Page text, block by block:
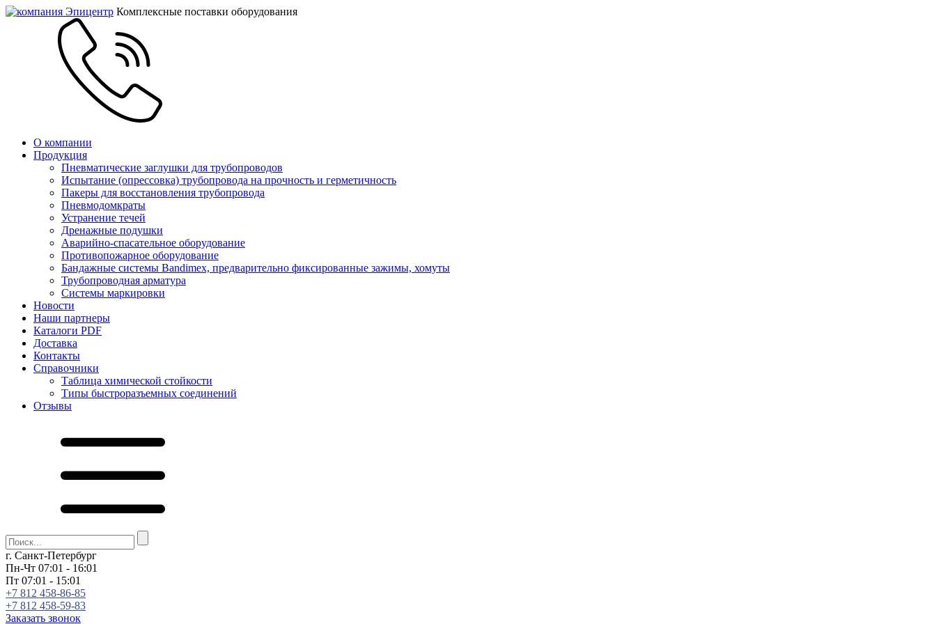
Комплексные поставки оборудования
О компании
Продукция
Пневматические заглушки для трубопроводов
Испытание (опрессовка) трубопровода на прочность и герметичность
Пакеры для восстановления трубопровода
Пневмодомкраты
Устранение течей
Дренажные подушки
Аварийно-спасательное оборудование
Противопожарное оборудование
Бандажные системы Bandimex, предварительно фиксированные зажимы, хомуты
Трубопроводная арматура
Системы маркировки
Новости
Наши партнеры
Каталоги PDF
Доставка
Контакты
Справочники
Таблица химической стойкости
Типы быстроразъемных соединений
Отзывы
г. Санкт-Петербург
Пн-Чт 07:01 - 16:01
Пт 07:01 - 15:01
+7 812 458-86-85
+7 812 458-59-83
Заказать звонок